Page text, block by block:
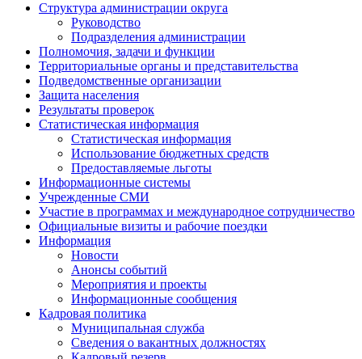
Структура администрации округа
Руководство
Подразделения администрации
Полномочия, задачи и функции
Территориальные органы и представительства
Подведомственные организации
Защита населения
Результаты проверок
Статистическая информация
Статистическая информация
Использование бюджетных средств
Предоставляемые льготы
Информационные системы
Учрежденные СМИ
Участие в программах и международное сотрудничество
Официальные визиты и рабочие поездки
Информация
Новости
Анонсы событий
Мероприятия и проекты
Информационные сообщения
Кадровая политика
Муниципальная служба
Сведения о вакантных должностях